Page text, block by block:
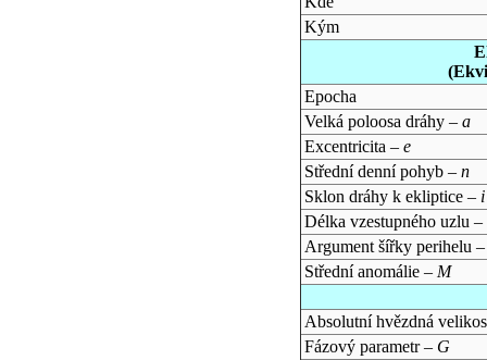
Kým
Epocha
Velká poloosa dráhy – a
Excentricita – e
Střední denní pohyb – n
Sklon dráhy k ekliptice – i
Délka vzestupného uzlu –
Argument šířky perihelu
Střední anomálie – M
Absolutní hvězdná
Fázový parametr – G